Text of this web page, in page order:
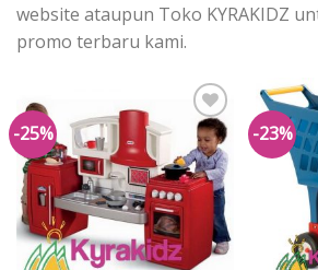
website ataupun Toko KYRAKIDZ
promo terbaru kami.
-25%
Add to
Wishlist
-23%